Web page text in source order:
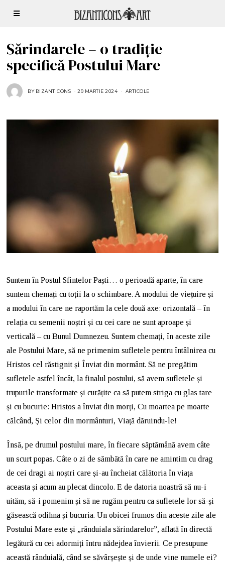
Sărindarele – o tradiție
specifică Postului Mare
BY BIZANTICONS 29 MARTIE 2024 ARTICOLE
Suntem în Postul Sfintelor Paști… o perioadă aparte, în care
suntem chemați cu toții la o schimbare. A modului de viețuire și
a modului în care ne raportăm la cele două axe: orizontală – în
relația cu semenii noștri și cu cei care ne sunt aproape și
verticală – cu Bunul Dumnezeu. Suntem chemați, în aceste zile
ale Postului Mare, să ne primenim sufletele pentru întâlnirea cu
Hristos cel răstignit și Înviat din mormânt. Să ne pregătim
sufletele astfel încât, la finalul postului, să avem sufletele și
trupurile transformate și curățite ca să putem striga cu glas tare
și cu bucurie: Hristos a înviat din morți, Cu moartea pe moarte
călcând, Și celor din mormânturi, Viață dăruindu-le!
Însă, pe drumul postului mare, în fiecare săptămână avem câte
un scurt popas. Câte o zi de sămbătă în care ne amintim cu drag
de cei dragi ai noștri care și-au încheiat călătoria în viața
aceasta și acum au plecat dincolo. E de datoria noastră să nu-i
uităm, să-i pomenim și să ne rugăm pentru ca sufletele lor să-și
găsească odihna și bucuria. Un obicei frumos din aceste zile ale
Postului Mare este și „rânduiala sărindarelor”, aflată în directă
legătură cu cei adormiți întru nădejdea învierii. Ce presupune
această rânduială, când se săvârșește și de unde vine numele ei?